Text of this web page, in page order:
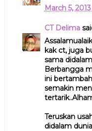
March 5,
CT Delima
kak ct, juga
sama
Berbangga
ini
semakin
Teruskan
didalam